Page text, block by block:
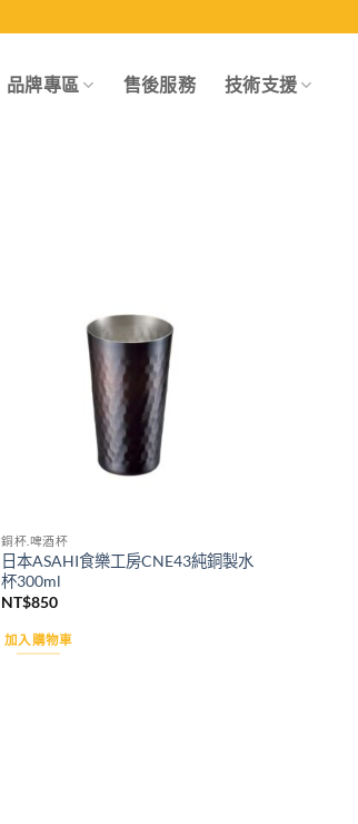
品牌專區 售後服務 技術支援
銅杯.啤酒杯
日本ASAHI食樂工房CNE43純銅製水
杯300ml
NT$850
加入購物車